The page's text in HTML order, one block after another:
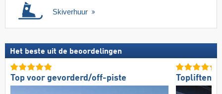
Skiverhuur
Het beste uit de beoordelingen
Top voor gevorderd/off-piste Topliften